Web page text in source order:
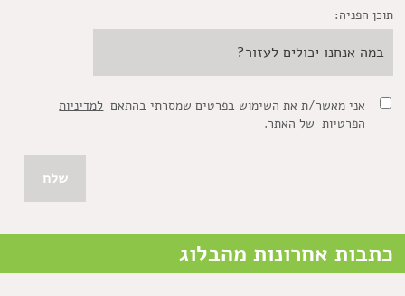
תוכן הפניה:
אני מאשר/ת את השימוש בפרטים שמסרתי בהתאם למדיניות
הפרטיותשל האתר.
כתבות אחרונות מהבלוג